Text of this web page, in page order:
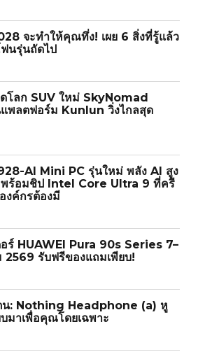
จะทำให้คุณทึ่ง! เผย 6 สิ่งที่รู้แล้ว
ฟนรุ่นถัดไป
โลก SUV ใหม่ SkyNomad
พลตฟอร์ม Kunlun วิ่งไกลสุด
AI Mini PC รุ่นใหม่ พลัง AI สูง
ร้อมชิป Intel Core Ultra 9 ที่ครี
งค์กรต้องมี
อร์ HUAWEI Pura 90s Series 7–
2569 รับฟรีของแถมเพียบ!
น: Nothing Headphone (a) หู
มาเพื่อคุณโดยเฉพาะ